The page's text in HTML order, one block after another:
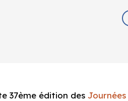
37ème édition des